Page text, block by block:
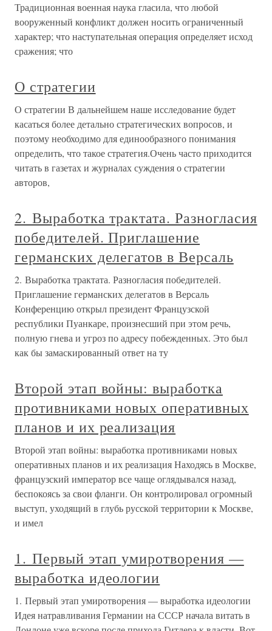
Традиционная военная наука гласила, что любой
вооруженный конфликт должен носить ограниченный
характер; что наступательная операция определяет исход
сражения; что
О стратегии
О стратегии В дальнейшем наше исследование будет
касаться более детально стратегических вопросов, и
поэтому необходимо для единообразного понимания
определить, что такое стратегия.Очень часто приходится
читать в газетах и журналах суждения о стратегии
авторов,
2. Выработка трактата. Разногласия
победителей. Приглашение
германских делегатов в Версаль
2. Выработка трактата. Разногласия победителей.
Приглашение германских делегатов в Версаль
Конференцию открыл президент Французской
республики Пуанкаре, произнесший при этом речь,
полную гнева и угроз по адресу побежденных. Это был
как бы замаскированный ответ на ту
Второй этап войны: выработка
противниками новых оперативных
планов и их реализация
Второй этап войны: выработка противниками новых
оперативных планов и их реализация Находясь в Москве,
французский император все чаще оглядывался назад,
беспокоясь за свои фланги. Он контролировал огромный
выступ, уходящий в глубь русской территории к Москве,
и имел
1. Первый этап умиротворения —
выработка идеологии
1. Первый этап умиротворения — выработка идеологии
Идея натравливания Германии на СССР начала витать в